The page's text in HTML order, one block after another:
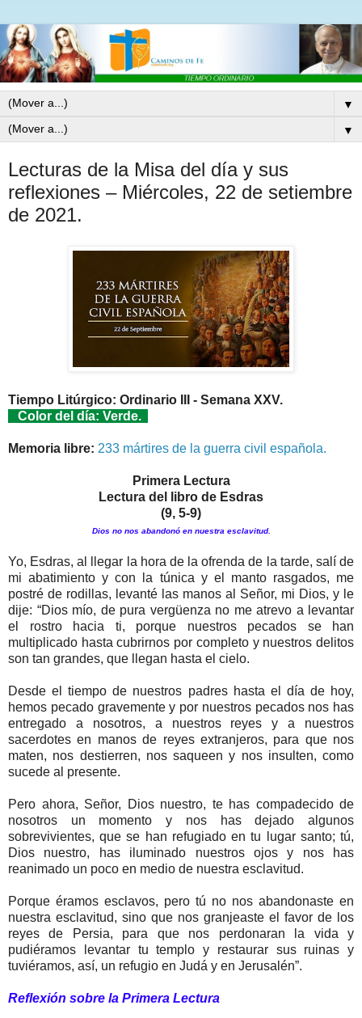
▼
▼
Lecturas de la Misa del día y sus
reflexiones – Miércoles, 22 de setiembre
de 2021.
Tiempo Litúrgico: Ordinario III - Semana XXV.
Color del día: Verde.
Memoria libre: 233 mártires de la guerra civil española.
Primera Lectura
Lectura del libro de Esdras
(9, 5-9)
Dios no nos abandonó en nuestra esclavitud.
Yo, Esdras, al llegar la hora de la ofrenda de la tarde, salí de
mi abatimiento y con la túnica y el manto rasgados, me
postré de rodillas, levanté las manos al Señor, mi Dios, y le
dije: “Dios mío, de pura vergüenza no me atrevo a levantar
el rostro hacia ti, porque nuestros pecados se han
multiplicado hasta cubrirnos por completo y nuestros delitos
son tan grandes, que llegan hasta el cielo.
Desde el tiempo de nuestros padres hasta el día de hoy,
hemos pecado gravemente y por nuestros pecados nos has
entregado a nosotros, a nuestros reyes y a nuestros
sacerdotes en manos de reyes extranjeros, para que nos
maten, nos destierren, nos saqueen y nos insulten, como
sucede al presente.
Pero ahora, Señor, Dios nuestro, te has compadecido de
nosotros un momento y nos has dejado algunos
sobrevivientes, que se han refugiado en tu lugar santo; tú,
Dios nuestro, has iluminado nuestros ojos y nos has
reanimado un poco en medio de nuestra esclavitud.
Porque éramos esclavos, pero tú no nos abandonaste en
nuestra esclavitud, sino que nos granjeaste el favor de los
reyes de Persia, para que nos perdonaran la vida y
pudiéramos levantar tu templo y restaurar sus ruinas y
tuviéramos, así, un refugio en Judá y en Jerusalén”.
Reflexión sobre la Primera Lectura